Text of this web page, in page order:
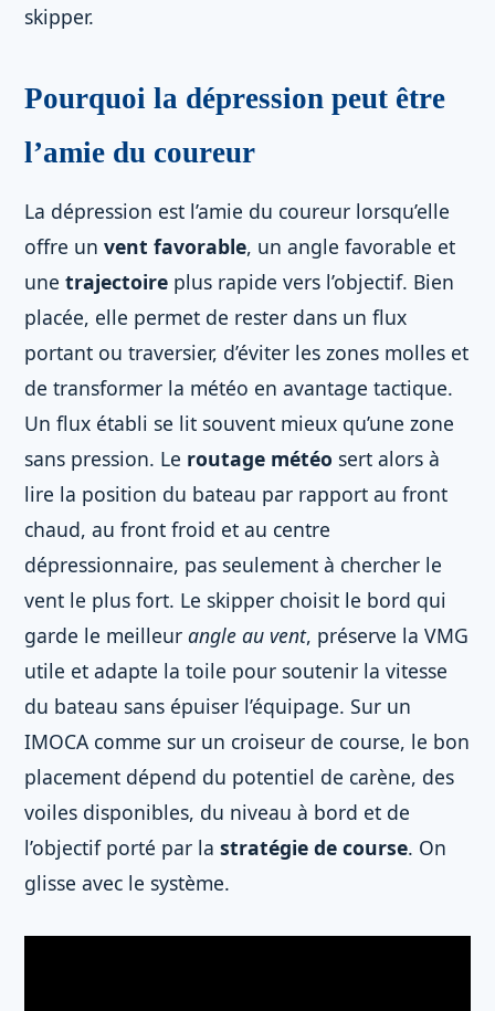
skipper.
Pourquoi la dépression peut être
l’amie du coureur
La dépression est l’amie du coureur lorsqu’elle
offre un vent favorable, un angle favorable et
une trajectoire plus rapide vers l’objectif. Bien
placée, elle permet de rester dans un flux
portant ou traversier, d’éviter les zones molles et
de transformer la météo en avantage tactique.
Un flux établi se lit souvent mieux qu’une zone
sans pression. Le routage météo sert alors à
lire la position du bateau par rapport au front
chaud, au front froid et au centre
dépressionnaire, pas seulement à chercher le
vent le plus fort. Le skipper choisit le bord qui
garde le meilleur angle au vent, préserve la VMG
utile et adapte la toile pour soutenir la vitesse
du bateau sans épuiser l’équipage. Sur un
IMOCA comme sur un croiseur de course, le bon
placement dépend du potentiel de carène, des
voiles disponibles, du niveau à bord et de
l’objectif porté par la stratégie de course. On
glisse avec le système.